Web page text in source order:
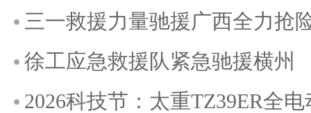
三一救援力量驰援广西全力抢
徐工应急救援队紧急驰援横州
2026科技节：太重TZ39ER全